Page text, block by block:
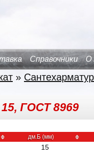
Справочники О
»
ГОСТ 8969
дм.Б (мм)
15